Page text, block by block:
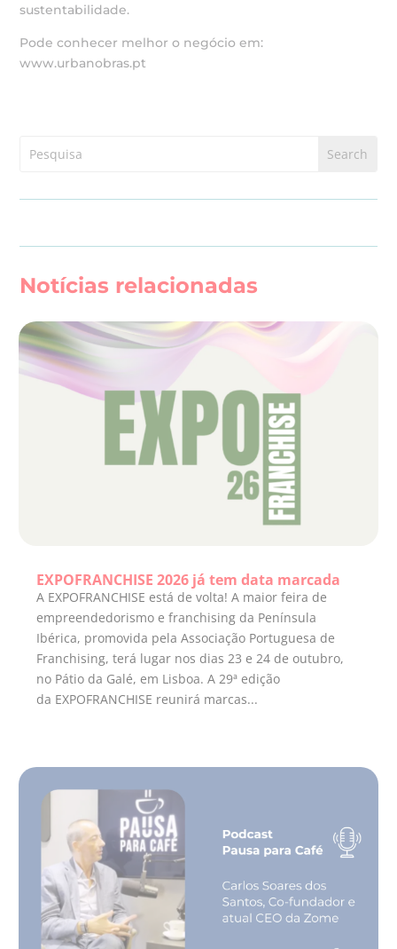
sustentabilidade.
Pode conhecer melhor o negócio em:
www.urbanobras.pt
Notícias relacionadas
EXPOFRANCHISE 2026 já tem data marcada
A EXPOFRANCHISE está de volta! A maior feira de
empreendedorismo e franchising da Península
Ibérica, promovida pela Associação Portuguesa de
Franchising, terá lugar nos dias 23 e 24 de outubro,
no Pátio da Galé, em Lisboa. A 29ª edição
da EXPOFRANCHISE reunirá marcas...